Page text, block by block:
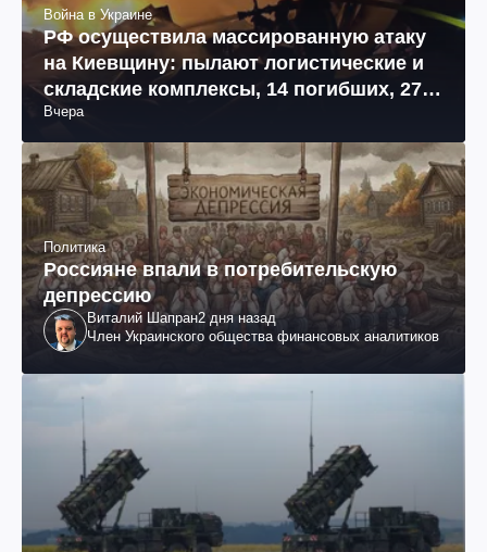
Война в Украине
РФ осуществила массированную атаку
на Киевщину: пылают логистические и
складские комплексы, 14 погибших, 27
раненых (фото, видео)
Вчера
Политика
Россияне впали в потребительскую
депрессию
Виталий Шапран2 дня назад
Член Украинского общества финансовых аналитиков